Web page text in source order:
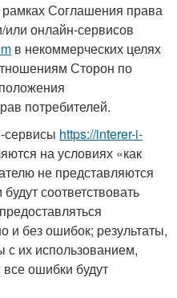
Соглашения права
онлайн-сервисов
в некоммерческих целях
Сторон по
потребителей.
сервисы https://interer-i-
на условиях «как
не представляются
соответствовать
и без ошибок; результаты,
с их использованием,
ошибки будут